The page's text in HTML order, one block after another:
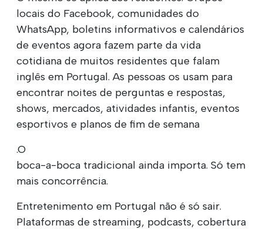
locais do Facebook, comunidades do
WhatsApp, boletins informativos e calendários
de eventos agora fazem parte da vida
cotidiana de muitos residentes que falam
inglês em Portugal. As pessoas os usam para
encontrar noites de perguntas e respostas,
shows, mercados, atividades infantis, eventos
esportivos e planos de fim de semana
.O
boca-a-boca tradicional ainda importa. Só tem
mais concorrência.
Entretenimento em Portugal não é só sair.
Plataformas de streaming, podcasts, cobertura